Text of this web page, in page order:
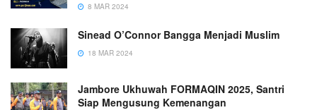
8 MAR 2024
Sinead O’Connor Bangga Menjadi Muslim
18 MAR 2024
Jambore Ukhuwah FORMAQIN 2025, Santri
Siap Mengusung Kemenangan